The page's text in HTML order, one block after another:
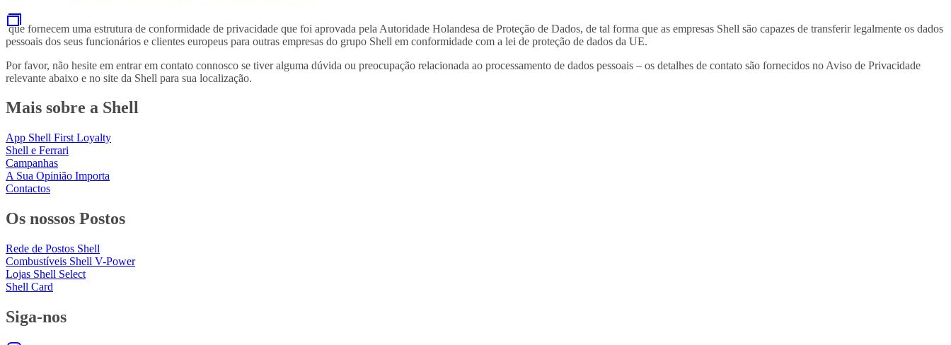
que fornecem uma estrutura de conformidade de privacidade que foi aprovada pela Autoridade Holandesa de Proteção de Dados, de tal forma que as empresas Shell são capazes de transferir legalmente os dados
pessoais dos seus funcionários e clientes europeus para outras empresas do grupo Shell em conformidade com a lei de proteção de dados da UE.
Por favor, não hesite em entrar em contato connosco se tiver alguma dúvida ou preocupação relacionada ao processamento de dados pessoais – os detalhes de contato são fornecidos no Aviso de Privacidade
relevante abaixo e no site da Shell para sua localização.
Mais sobre a Shell
App Shell First Loyalty
Shell e Ferrari
Campanhas
A Sua Opinião Importa
Contactos
Os nossos Postos
Rede de Postos Shell
Combustíveis Shell V-Power
Lojas Shell Select
Shell Card
Siga-nos